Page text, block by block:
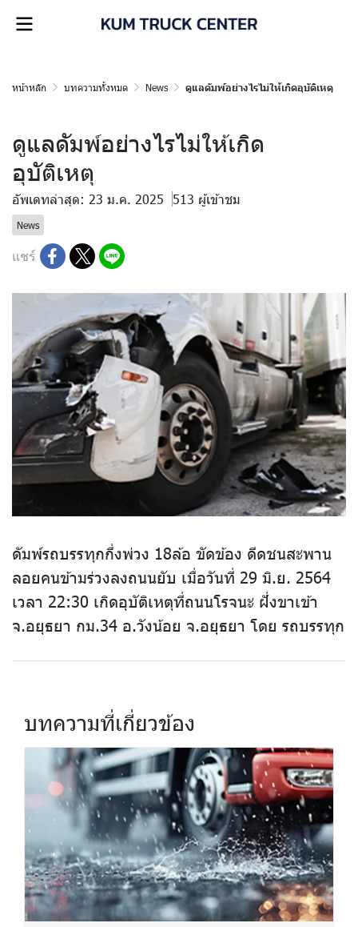
หน้าหลัก บทความทั้งหมด News ดูแลดัมพ์อย่างไรไม่ให้เกิดอุบัติเหตุ
ดูแลดัมพ์อย่างไรไม่ให้เกิด
อุบัติเหตุ
อัพเดทล่าสุด: 23 ม.ค. 2025 513 ผู้เข้าชม
News
แชร์
ดัมพ์รถบรรทุกกึ่งพ่วง 18ล้อ ขัดข้อง ดีดชนสะพาน
ลอยคนข้ามร่วงลงถนนยับ เมื่อวันที่ 29 มิ.ย. 2564
เวลา 22:30 เกิดอุบัติเหตุที่ถนนโรจนะ ฝั่งขาเข้า
จ.อยุธยา กม.34 อ.วังน้อย จ.อยุธยา โดย รถบรรทุก
บทความที่เกี่ยวข้อง